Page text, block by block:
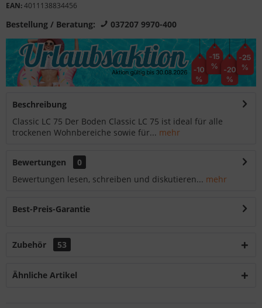
EAN:4011138834456
Bestellung / Beratung: 037207 9970-400
Beschreibung
Classic LC 75 Der Boden Classic LC 75 ist ideal für alle
trockenen Wohnbereiche sowie für... mehr
Bewertungen
0
Bewertungen lesen, schreiben und diskutieren... mehr
Best-Preis-Garantie
Zubehör 53
Ähnliche Artikel